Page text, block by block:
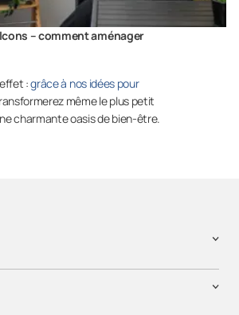
– comment aménager
:grâce à nos idées pour
même le plus petit
charmante oasis de bien-être.